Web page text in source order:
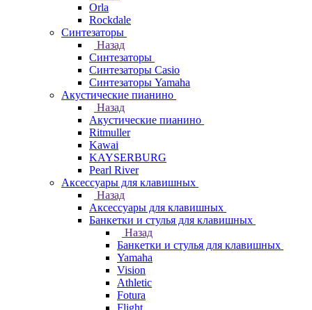
Orla
Rockdale
Синтезаторы
Назад
Синтезаторы
Синтезаторы Casio
Синтезаторы Yamaha
Акустические пианино
Назад
Акустические пианино
Ritmuller
Kawai
KAYSERBURG
Pearl River
Аксессуары для клавишных
Назад
Аксессуары для клавишных
Банкетки и стулья для клавишных
Назад
Банкетки и стулья для клавишных
Yamaha
Vision
Athletic
Fotura
Flight